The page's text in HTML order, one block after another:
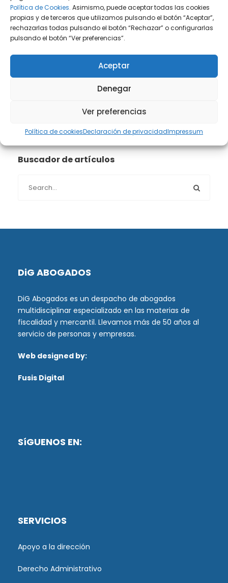
Política de Cookies. Asimismo, puede aceptar todas las cookies
propias y de terceros que utilizamos pulsando el botón “Aceptar”,
rechazarlas todas pulsando el botón “Rechazar” o configurarlas
pulsando el botón “Ver preferencias”.
Aceptar
Denegar
Ver preferencias
Política de cookiesDeclaración de privacidadImpressum
Prensa(2)
Propiedad intelectual e industrial
Protección de datos (40)
(24)
Buscador de artículos
DiG ABOGADOS
DiG Abogados es un despacho de abogados
multidisciplinar especializado en las materias de
fiscalidad y mercantil. Llevamos más de 50 años al
servicio de personas y empresas.
Web designed by:
Fusis Digital
SíGUENOS EN:
SERVICIOS
Apoyo a la dirección
Derecho Administrativo